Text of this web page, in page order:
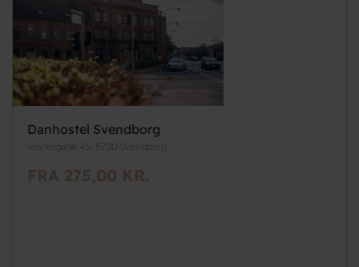
Danhostel Svendborg
Vestergade 45, 5700 Svendborg
FRA 275,00 KR.